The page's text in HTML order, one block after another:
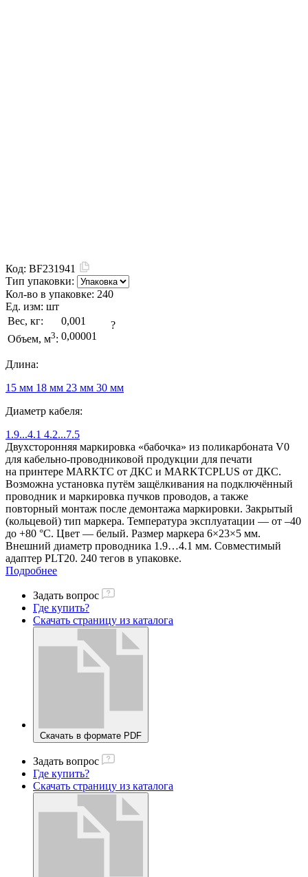
Код: BF231941
Тип упаковки:
Кол-во в упаковке: 240
Ед. изм: шт
Вес, кг:
0,001
Объем, м3: 0,00001
?
Длина:
15 мм 18 мм 23 мм 30 мм
Диаметр кабеля:
1.9...4.1 4.2...7.5
Двухсторонняя маркировка «бабочка» из поликарбоната V0
для кабельно-проводниковой продукции для печати
на принтере MARKTC от ДКС и MARKTCPLUS от ДКС.
Возможна установка путём защёлкивания на подключённый
проводник и маркировка пучков проводов, а также
повторный монтаж после демонтажа маркировки. Закрытый
(кольцевой) тип маркера. Температура эксплуатации — от –40
до +80 °С. Цвет — белый. Размер маркера 6×23×5 мм.
Внешний диаметр проводника 1.9…4.1 мм. Совместимый
адаптер PLT20. 240 тегов в упаковке.
Подробнее
Задать вопрос
Где купить?
Скачать страницу из каталога
Скачать в формате PDF
Задать вопрос
Где купить?
Скачать страницу из каталога